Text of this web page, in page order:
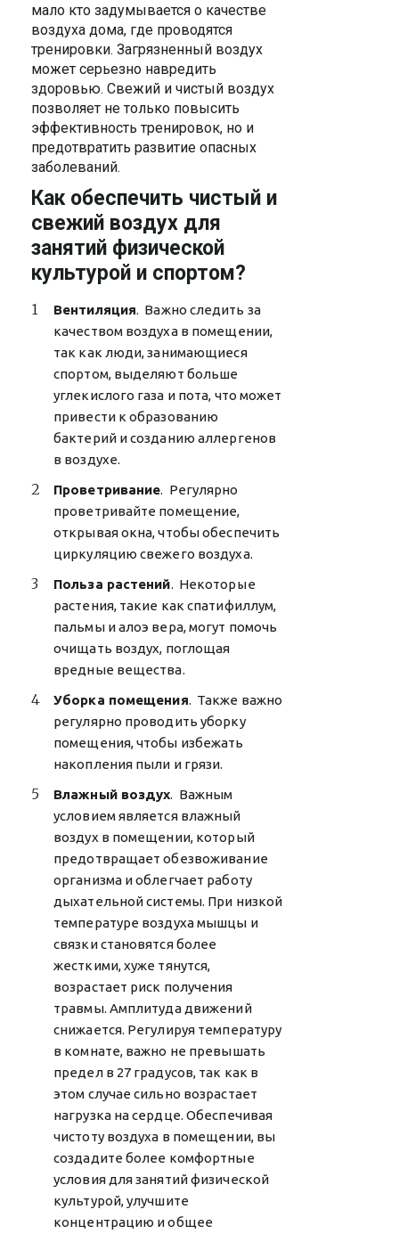
мало кто задумывается о качестве
воздуха дома, где проводятся
тренировки. Загрязненный воздух
может серьезно навредить
здоровью. Свежий и чистый воздух
позволяет не только повысить
эффективность тренировок, но и
предотвратить развитие опасных
заболеваний.
Как обеспечить чистый и
свежий воздух для
занятий физической
культурой и спортом?
Вентиляция. Важно следить за
качеством воздуха в помещении,
так как люди, занимающиеся
спортом, выделяют больше
углекислого газа и пота, что может
привести к образованию
бактерий и созданию аллергенов
в воздухе.
Проветривание. Регулярно
проветривайте помещение,
открывая окна, чтобы обеспечить
циркуляцию свежего воздуха.
Польза растений. Некоторые
растения, такие как спатифиллум,
пальмы и алоэ вера, могут помочь
очищать воздух, поглощая
вредные вещества.
Уборка помещения. Также важно
регулярно проводить уборку
помещения, чтобы избежать
накопления пыли и грязи.
Влажный воздух. Важным
условием является влажный
воздух в помещении, который
предотвращает обезвоживание
организма и облегчает работу
дыхательной системы. При низкой
температуре воздуха мышцы и
связки становятся более
жесткими, хуже тянутся,
возрастает риск получения
травмы. Амплитуда движений
снижается. Регулируя температуру
в комнате, важно не превышать
предел в 27 градусов, так как в
этом случае сильно возрастает
нагрузка на сердце. Обеспечивая
чистоту воздуха в помещении, вы
создадите более комфортные
условия для занятий физической
культурой, улучшите
концентрацию и общее